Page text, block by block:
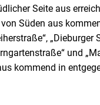
Seite aus
Süden aus
„Dieburger
und
kommend in